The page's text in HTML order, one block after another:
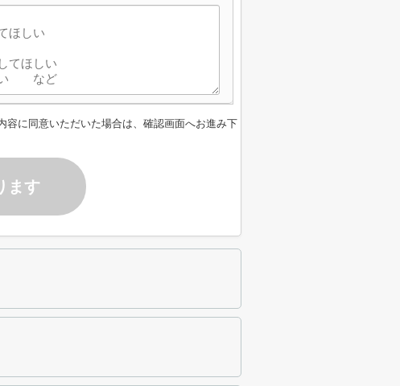
容に同意いただいた場合は、確認画面へお進み下
ます